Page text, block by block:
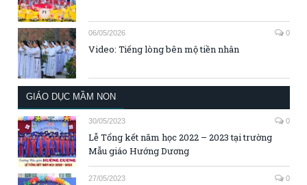
06/05/2026 0
Video: Tiếng lòng bên mộ tiền nhân
GIÁO DỤC MẦM NON
30/05/2023 0
Lễ Tổng kết năm học 2022 – 2023 tại trường
Mẫu giáo Hướng Dương
27/05/2023 0